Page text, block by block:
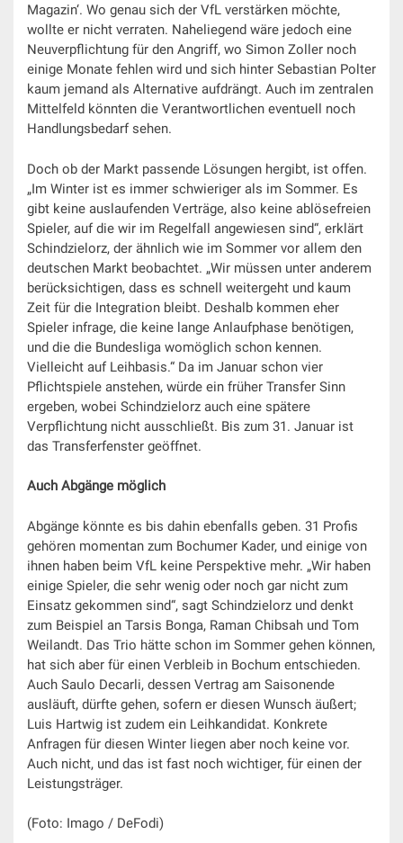
Magazin‘. Wo genau sich der VfL verstärken möchte,
wollte er nicht verraten. Naheliegend wäre jedoch eine
Neuverpflichtung für den Angriff, wo Simon Zoller noch
einige Monate fehlen wird und sich hinter Sebastian Polter
kaum jemand als Alternative aufdrängt. Auch im zentralen
Mittelfeld könnten die Verantwortlichen eventuell noch
Handlungsbedarf sehen.
Doch ob der Markt passende Lösungen hergibt, ist offen.
„Im Winter ist es immer schwieriger als im Sommer. Es
gibt keine auslaufenden Verträge, also keine ablösefreien
Spieler, auf die wir im Regelfall angewiesen sind“, erklärt
Schindzielorz, der ähnlich wie im Sommer vor allem den
deutschen Markt beobachtet. „Wir müssen unter anderem
berücksichtigen, dass es schnell weitergeht und kaum
Zeit für die Integration bleibt. Deshalb kommen eher
Spieler infrage, die keine lange Anlaufphase benötigen,
und die die Bundesliga womöglich schon kennen.
Vielleicht auf Leihbasis.“ Da im Januar schon vier
Pflichtspiele anstehen, würde ein früher Transfer Sinn
ergeben, wobei Schindzielorz auch eine spätere
Verpflichtung nicht ausschließt. Bis zum 31. Januar ist
das Transferfenster geöffnet.
Auch Abgänge möglich
Abgänge könnte es bis dahin ebenfalls geben. 31 Profis
gehören momentan zum Bochumer Kader, und einige von
ihnen haben beim VfL keine Perspektive mehr. „Wir haben
einige Spieler, die sehr wenig oder noch gar nicht zum
Einsatz gekommen sind“, sagt Schindzielorz und denkt
zum Beispiel an Tarsis Bonga, Raman Chibsah und Tom
Weilandt. Das Trio hätte schon im Sommer gehen können,
hat sich aber für einen Verbleib in Bochum entschieden.
Auch Saulo Decarli, dessen Vertrag am Saisonende
ausläuft, dürfte gehen, sofern er diesen Wunsch äußert;
Luis Hartwig ist zudem ein Leihkandidat. Konkrete
Anfragen für diesen Winter liegen aber noch keine vor.
Auch nicht, und das ist fast noch wichtiger, für einen der
Leistungsträger.
(Foto: Imago / DeFodi)